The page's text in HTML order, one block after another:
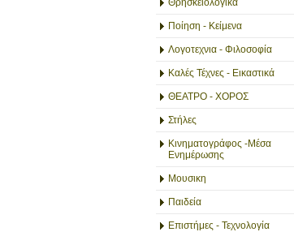
Θρησκειολογικά
Ποίηση - Κείμενα
Λογοτεχνια - Φιλοσοφία
Καλές Τέχνες - Εικαστικά
ΘΕΑΤΡΟ - ΧΟΡΟΣ
Στήλες
Κινηματογράφος -Μέσα
Ενημέρωσης
Μουσικη
Παιδεία
Επιστήμες - Τεχνολογία